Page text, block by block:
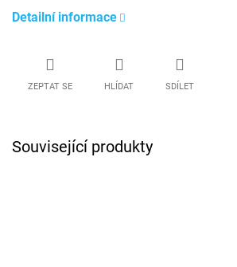
Detailní informace
ZEPTAT SE HLÍDAT SDÍLET
Související produkty